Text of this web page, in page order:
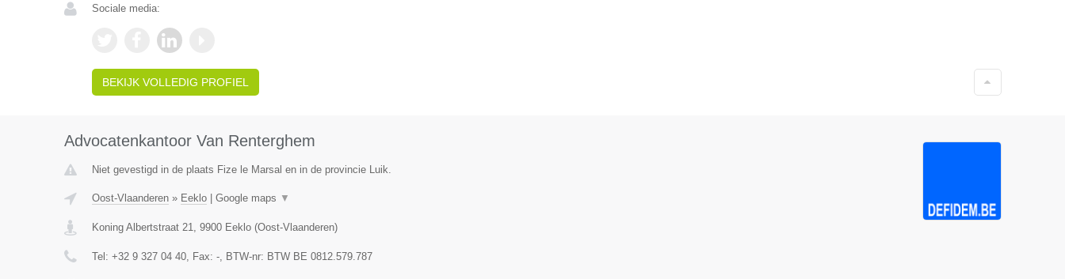
Sociale media:
BEKIJK VOLLEDIG PROFIEL
Advocatenkantoor Van Renterghem
Niet gevestigd in de plaats Fize le Marsal en in de provincie Luik.
Oost-Vlaanderen» Eeklo| Google maps ▼
Koning Albertstraat 21, 9900 Eeklo(Oost-Vlaanderen)
Tel: +32 9 327 04 40, Fax: -, BTW-nr: BTW BE 0812.579.787